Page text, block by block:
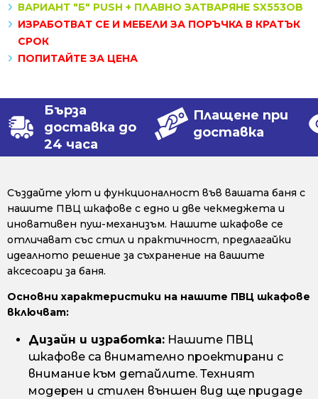
ВАРИАНТ "Б" PUSH + ПЛАВНО ЗАТВАРЯНЕ SX553OB
ИЗРАБОТВАТ СЕ И МЕБЕЛИ ЗА ПОРЪЧКА В КРАТЪК
СРОК
ПОПИТАЙТЕ ЗА ЦЕНА
Бърза
доставка до
24 часа
Плащене при
доставка
Създайте уют и функционалност във вашата баня с
нашите ПВЦ шкафове с едно и две чекмеджета и
иновативен пуш-механизъм. Нашите шкафове се
отличават със стил и практичност, предлагайки
идеалното решение за съхранение на вашите
аксесоари за баня.
Основни характеристики на нашите ПВЦ шкафове
включват:
Дизайн и изработка: Нашите ПВЦ
шкафове са внимателно проектирани с
внимание към детайлите. Техният
модерен и стилен външен вид ще придаде